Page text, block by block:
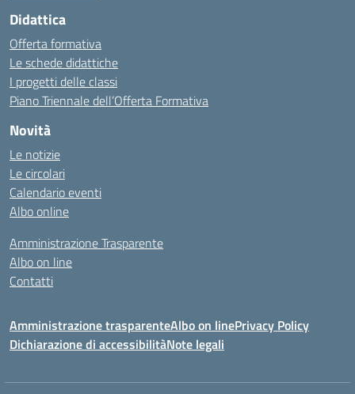
Didattica
Offerta formativa
Le schede didattiche
I progetti delle classi
Piano Triennale dell’Offerta Formativa
Novità
Le notizie
Le circolari
Calendario eventi
Albo online
Amministrazione Trasparente
Albo on line
Contatti
Amministrazione trasparenteAlbo on linePrivacy Policy
Dichiarazione di accessibilitàNote legali